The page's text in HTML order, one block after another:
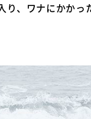
り、ワナにかか